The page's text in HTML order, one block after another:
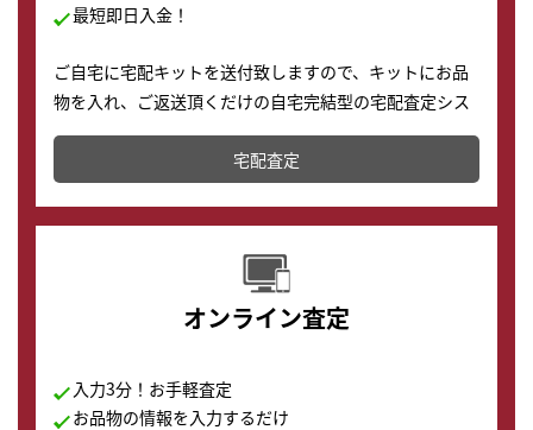
最短即日入金！
ご自宅に宅配キットを送付致しますので、キットにお品
物を入れ、ご返送頂くだけの自宅完結型の宅配査定シス
テムです。
配送でも簡単&安全に査定・買取に出すことが可能で
す。
宅配査定
オンライン査定
入力3分！お手軽査定
お品物の情報を入力するだけ